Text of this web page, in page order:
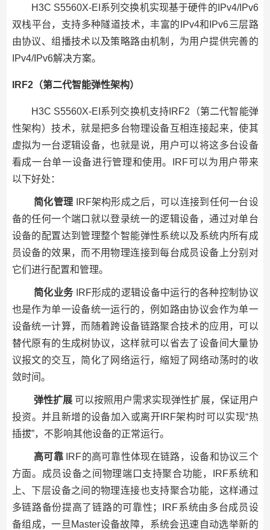
H3C S5560X-EI系列交换机实现基于硬件的IPv4/IPv6
双栈平台，支持多种隧道技术，丰富的IPv4和IPv6三层路
由协议、组播技术以及策略路由机制，为用户提供完善的
IPv4/IPv6解决方案。
IRF2（第二代智能弹性架构）
H3C S5560X-EI系列交换机支持IRF2（第二代智能弹
性架构）技术，就是把多台物理设备互相连接起来，使其
虚拟为一台逻辑设备，也就是说，用户可以将这多台设备
看成一台单一设备进行管理和使用。IRF可以为用户带来
以下好处：
简化管理
IRF架构形成之后，可以连接到任何一台设
备的任何一个端口就以登录统一的逻辑设备，通过对单台
设备的配置达到管理整个智能弹性系统以及系统内所有成
员设备的效果，而不用物理连接到每台成员设备上分别对
它们进行配置和管理。
简化业务 IRF形成的逻辑设备中运行的各种控制协议
也是作为单一设备统一运行的，例如路由协议会作为单一
设备统一计算，而随着跨设备链路聚合技术的应用，可以
替代原有的生成树协议，这样就可以省去了设备间大量协
议报文的交互，简化了网络运行，缩短了网络动荡时的收
敛时间。
弹性扩展 可以按照用户需求实现弹性扩展，保证用户
投资。并且新增的设备加入或离开IRF架构时可以实现“热
插拔”，不影响其他设备的正常运行。
高可靠IRF的高可靠性体现在链路，设备和协议三个
方面。成员设备之间物理端口支持聚合功能，IRF系统和
上、下层设备之间的物理连接也支持聚合功能，这样通过
多链路备份提高了链路的可靠性；IRF系统由多台成员设
备组成，一旦Master设备故障，系统会迅速自动选举新的